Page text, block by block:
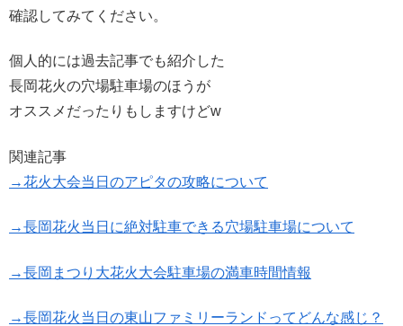
確認してみてください。
個人的には過去記事でも紹介した
長岡花火の穴場駐車場のほうが
オススメだったりもしますけどw
関連記事
→花火大会当日のアピタの攻略について
→長岡花火当日に絶対駐車できる穴場駐車場について
→長岡まつり大花火大会駐車場の満車時間情報
→長岡花火当日の東山ファミリーランドってどんな感じ？